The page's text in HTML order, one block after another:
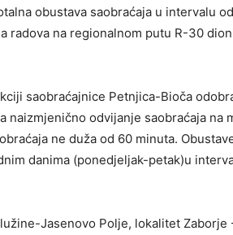
obustava saobraćaja u intervalu
radova na regionalnom putu R-30
saobraćajnice Petnjica-Bioča
naizmjenično odvijanje saobraćaja na
ne duža od 60 minuta.
danima (ponedjeljak-petak)u
Jasenovo Polje, lokalitet Zaborje